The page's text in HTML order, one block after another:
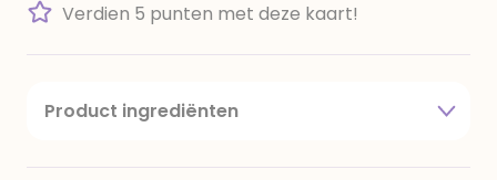
Verdien 5 punten met deze kaart!
Product ingrediënten
amandelen,cacaomassa, emulgator (sojalecithine),